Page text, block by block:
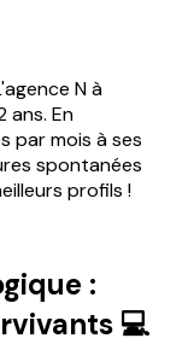
N à
ans. En
par mois à ses
spontanées
profils !
:
💻